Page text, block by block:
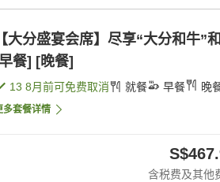
【大分盛宴会席】尽享“大分和牛
餐] [晚餐]
13 8月前可免费取消 就餐 早餐 晚
多套餐详情
含税费及其他